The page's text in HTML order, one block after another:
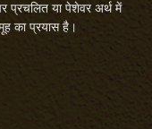
प्रचलित या पेशेवर अर्थ में
का प्रयास है।